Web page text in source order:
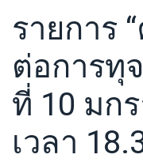
รายการ
ต่อการทุ
ที่ 10 มก
เวลา